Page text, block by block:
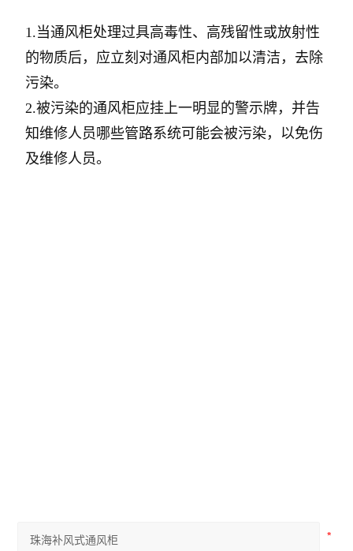
1.当通风柜处理过具高毒性、高残留性或放射性
的物质后，应立刻对通风柜内部加以清洁，去除
污染。
2.被污染的通风柜应挂上一明显的警示牌，并告
知维修人员哪些管路系统可能会被污染，以免伤
及维修人员。